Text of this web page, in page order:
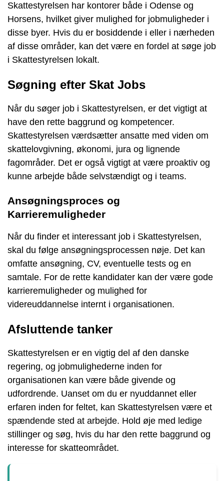
Skattestyrelsen har kontorer både i Odense og
Horsens, hvilket giver mulighed for jobmuligheder i
disse byer. Hvis du er bosiddende i eller i nærheden
af ​​disse områder, kan det være en fordel at søge job
i Skattestyrelsen lokalt.
Søgning efter Skat Jobs
Når du søger job i Skattestyrelsen, er det vigtigt at
have den rette baggrund og kompetencer.
Skattestyrelsen værdsætter ansatte med viden om
skattelovgivning, økonomi, jura og lignende
fagområder. Det er også vigtigt at være proaktiv og
kunne arbejde både selvstændigt og i teams.
Ansøgningsproces og
Karrieremuligheder
Når du finder et interessant job i Skattestyrelsen,
skal du følge ansøgningsprocessen nøje. Det kan
omfatte ansøgning, CV, eventuelle tests og en
samtale. For de rette kandidater kan der være gode
karrieremuligheder og mulighed for
videreuddannelse internt i organisationen.
Afsluttende tanker
Skattestyrelsen er en vigtig del af den danske
regering, og jobmulighederne inden for
organisationen kan være både givende og
udfordrende. Uanset om du er nyuddannet eller
erfaren inden for feltet, kan Skattestyrelsen være et
spændende sted at arbejde. Hold øje med ledige
stillinger og søg, hvis du har den rette baggrund og
interesse for skatteområdet.